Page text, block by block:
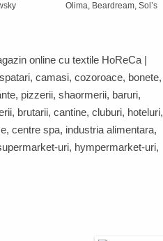
Olima, Beardream, Sol’s
online cu textile HoReCa |
camasi, cozoroace, bonete,
pizzerii, shaormerii, baruri,
brutarii, cantine, cluburi, hoteluri,
centre spa, industria alimentara,
uri, hympermarket-uri,